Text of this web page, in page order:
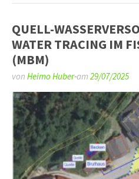
QUELL-
WATER TRACING IM
(MBM)
von Heimo Huber-am 29/07/2025